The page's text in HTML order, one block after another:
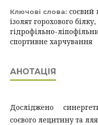
Ключові слова: соєвий
ізолят горохового
гідрофільно-
спортивне харчування
АНОТАЦІЯ
Досліджено
соєвого лецитину та